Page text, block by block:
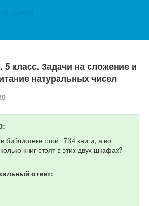
5 класс. Задачи на сложение и
натуральных чисел
библиотеке стоит734 книги, а во
книг стоят в этих двух шкафах?
ответ: